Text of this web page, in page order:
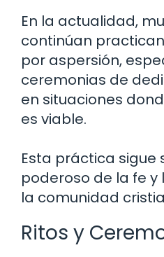
En la actualidad,
continúan
por aspersión,
ceremonias de
en situaciones
es viable.
Esta práctica sigue
poderoso de la fe
la comunidad
Ritos y